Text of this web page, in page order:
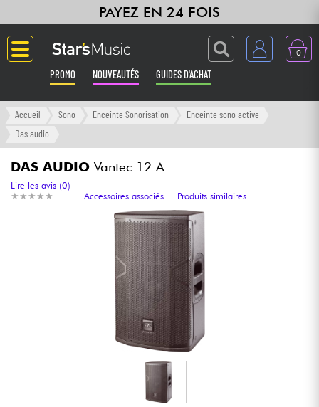
PAYEZ EN 24 FOIS
0
PROMO NOUVEAUTÉS GUIDES D'ACHAT
Langue
Amplis & Effets
Claviers & Pianos
Synthés & Sampleurs
Accueil Sono Enceinte Sonorisation
Enceinte sono active
Das audio
DAS AUDIO Vantec 12 A
★ ★ ★ ★ ★
★ ★ ★ ★ ★
Lire les avis (0)
Accessoires associés
Produits similaires